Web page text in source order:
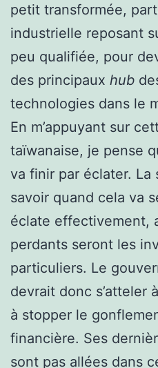
petit transformée,
industrielle reposant
peu qualifiée, pour
des principaux hub
technologies dans le
En m’appuyant sur
taïwanaise, je pense
va finir par éclater.
savoir quand cela va
éclate effectivement,
perdants seront les
particuliers. Le
devrait donc s’atteler
à stopper le
financière. Ses
sont pas allées dans